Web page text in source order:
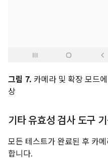
그림 7. 카메라 및 확장 모드
상
기타 유효성 검사 도구
모든 테스트가 완료된 후 카
합니다.